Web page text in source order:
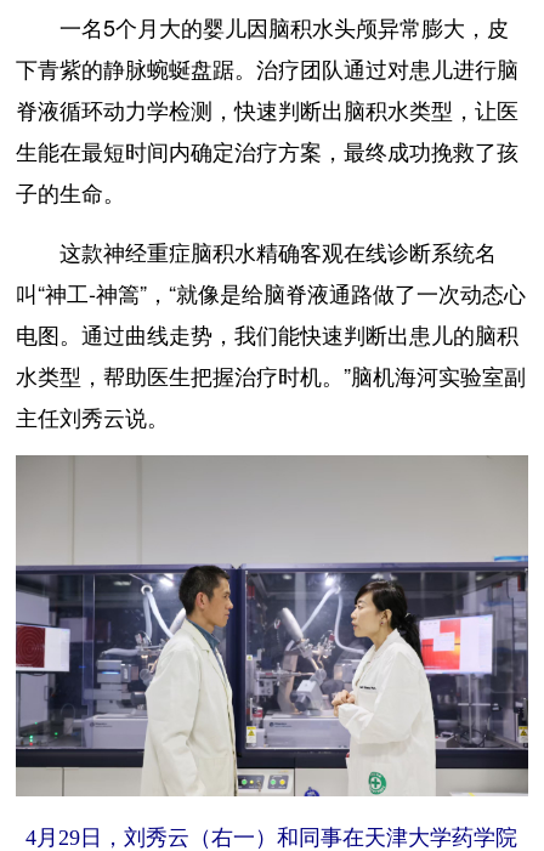
一名5个月大的婴儿因脑积水头颅异常膨大，皮
下青紫的静脉蜿蜒盘踞。治疗团队通过对患儿进行脑
脊液循环动力学检测，快速判断出脑积水类型，让医
生能在最短时间内确定治疗方案，最终成功挽救了孩
子的生命。
这款神经重症脑积水精确客观在线诊断系统名
叫“神工-神篙”，“就像是给脑脊液通路做了一次动态心
电图。通过曲线走势，我们能快速判断出患儿的脑积
水类型，帮助医生把握治疗时机。”脑机海河实验室副
主任刘秀云说。
4月29日，刘秀云（右一）和同事在天津大学药学院